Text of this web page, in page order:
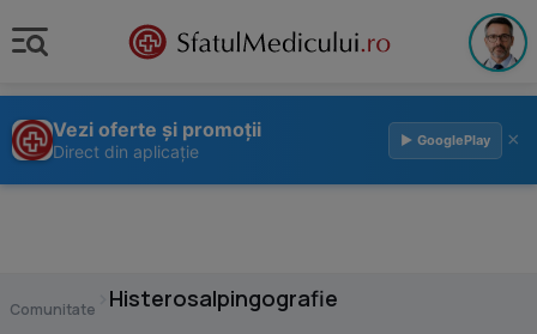
Vezi oferte și promoții
Direct din aplicație
▶ GooglePlay ×
Comunitate Histerosalpingografie